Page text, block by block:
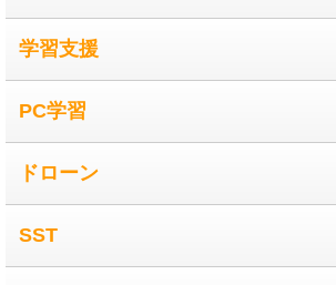
学習支援
PC学習
ドローン
SST